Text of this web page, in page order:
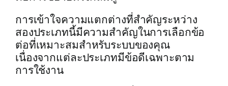
การเข้าใจความแตกต่างที่สำคัญระหว่าง
สองประเภทนี้มีความสำคัญในการเลือกข้อ
ต่อที่เหมาะสมสำหรับระบบของคุณ
เนื่องจากแต่ละประเภทมีข้อดีเฉพาะตาม
การใช้งาน